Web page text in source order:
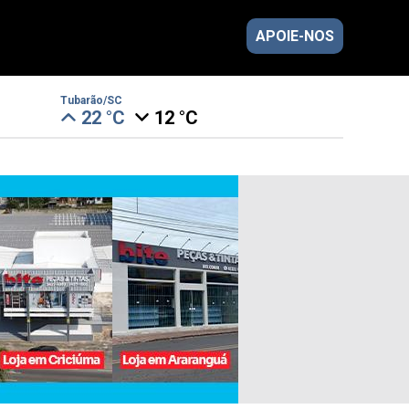
APOIE-NOS
Tubarão/SC
22 °C 12 °C